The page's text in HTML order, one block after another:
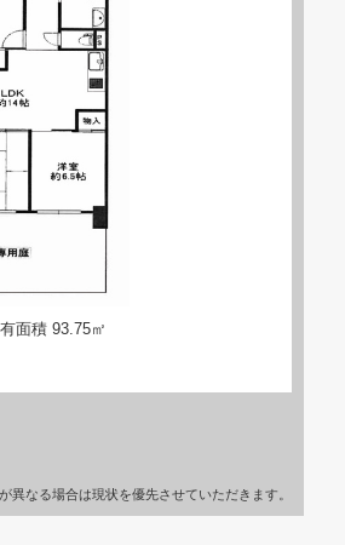
面積 93.75㎡
なる場合は現状を優先させていただきます。